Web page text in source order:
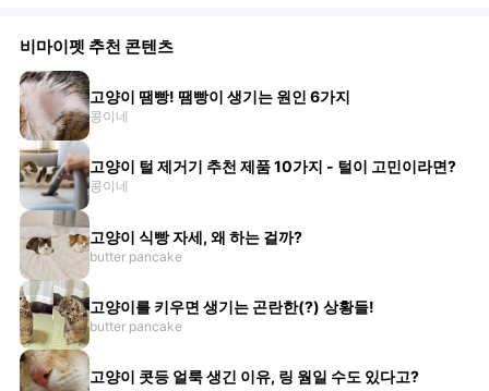
비마이펫 추천 콘텐츠
고양이 땜빵! 땜빵이 생기는 원인 6가지
콩이네
고양이 털 제거기 추천 제품 10가지 - 털이 고민이라면?
콩이네
고양이 식빵 자세, 왜 하는 걸까?
butter pancake
고양이를 키우면 생기는 곤란한(?) 상황들!
butter pancake
고양이 콧등 얼룩 생긴 이유, 링 웜일 수도 있다고?